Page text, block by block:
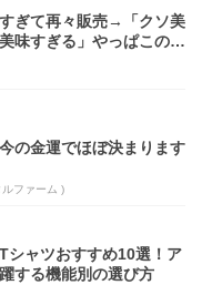
ぎて再々販売→「クソ美
味すぎる」やっぱこのク
の金運でほぼ決まります
ファーム )
シャツおすすめ10選！ア
する機能別の選び方